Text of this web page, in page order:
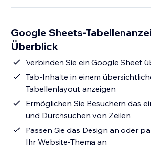
Google Sheets-
Überblick
Verbinden Sie ein Google Sheet
Tab-Inhalte in einem
Tabellenlayout anzeigen
Ermöglichen Sie Besuchern das
und Durchsuchen von Zeilen
Passen Sie das Design an oder
Ihr Website-Thema an